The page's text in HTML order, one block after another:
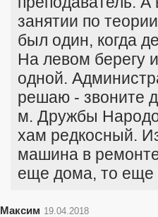
занятии по
был один, когда
На левом берегу
одной.
решаю - звоните
м. Дружбы
хам редкосный.
машина в
еще дома, то еще
Максим 19.04.2018